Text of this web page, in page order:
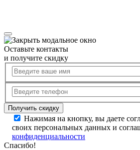
Оставьте контакты
и получите скидку
Нажимая на кнопку, вы даете
своих персональных данных и
конфиденциальности
Спасибо!